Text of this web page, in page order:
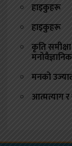
हाइकुहरू
हाइकुहरू
कृति
मनको
आत्मत्याग